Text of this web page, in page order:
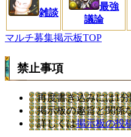
雑談
最強
議論
マルチ募集掲示板TOP
禁止事項
再度書き込みには1
掲示板の趣旨と関係
詳しくは掲示板の投